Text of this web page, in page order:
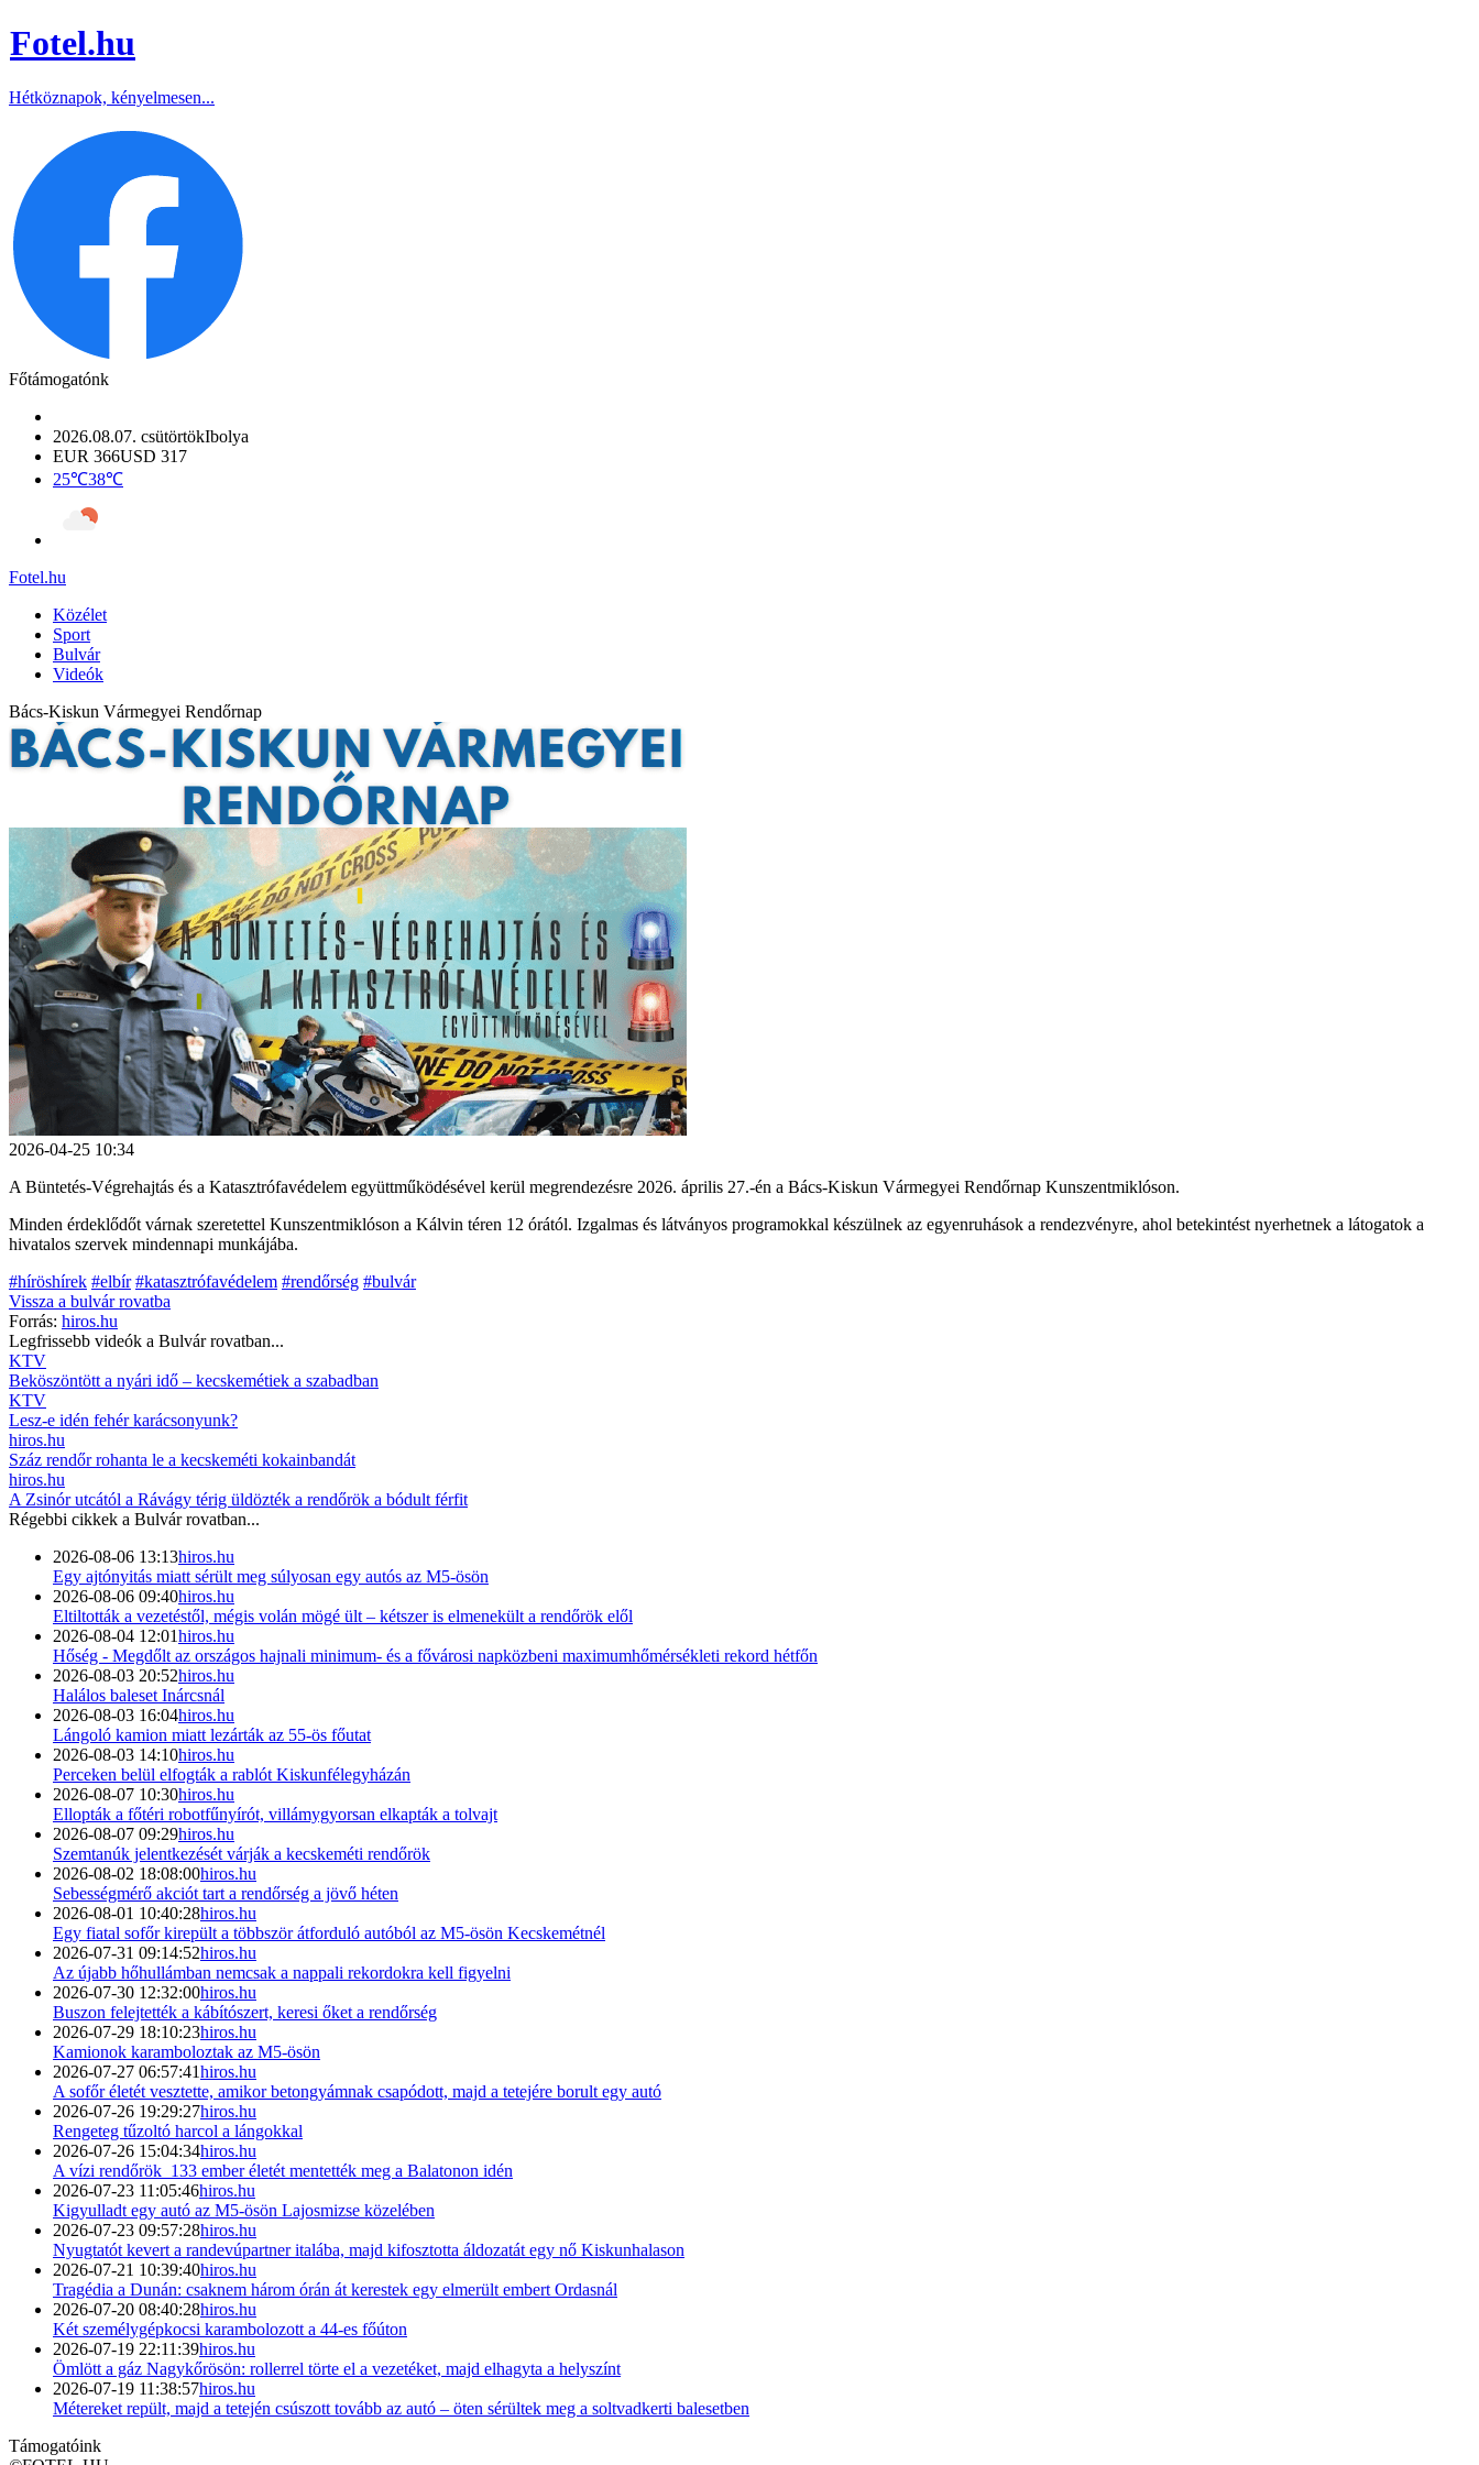
Fotel.hu
Hétköznapok, kényelmesen...
Főtámogatónk
2026.08.07. csütörtökIbolya
EUR 366USD 317
25℃38℃
Fotel.hu
Közélet
Sport
Bulvár
Videók
Bács-Kiskun Vármegyei Rendőrnap
2026-04-25 10:34
A Büntetés-Végrehajtás és a Katasztrófavédelem együttműködésével kerül megrendezésre 2026. április 27.-én a Bács-Kiskun Vármegyei Rendőrnap Kunszentmiklóson.
Minden érdeklődőt várnak szeretettel Kunszentmiklóson a Kálvin téren 12 órától. Izgalmas és látványos programokkal készülnek az egyenruhások a rendezvényre, ahol betekintést nyerhetnek a látogatok a
hivatalos szervek mindennapi munkájába.
#híröshírek #elbír #katasztrófavédelem #rendőrség #bulvár
Vissza a bulvárrovatba
Forrás: hiros.hu
Legfrissebb videók a Bulvárrovatban...
KTV
Beköszöntött a nyári idő – kecskemétiek a szabadban
KTV
Lesz-e idén fehér karácsonyunk?
hiros.hu
Száz rendőr rohanta le a kecskeméti kokainbandát
hiros.hu
A Zsinór utcától a Rávágy térig üldözték a rendőrök a bódult férfit
Régebbi cikkek a Bulvárrovatban...
2026-08-06 13:13hiros.hu
Egy ajtónyitás miatt sérült meg súlyosan egy autós az M5-ösön
2026-08-06 09:40hiros.hu
Eltiltották a vezetéstől, mégis volán mögé ült – kétszer is elmenekült a rendőrök elől
2026-08-04 12:01hiros.hu
Hőség - Megdőlt az országos hajnali minimum- és a fővárosi napközbeni maximumhőmérsékleti rekord hétfőn
2026-08-03 20:52hiros.hu
Halálos baleset Inárcsnál
2026-08-03 16:04hiros.hu
Lángoló kamion miatt lezárták az 55-ös főutat
2026-08-03 14:10hiros.hu
Perceken belül elfogták a rablót Kiskunfélegyházán
2026-08-07 10:30hiros.hu
Ellopták a főtéri robotfűnyírót, villámygyorsan elkapták a tolvajt
2026-08-07 09:29hiros.hu
Szemtanúk jelentkezését várják a kecskeméti rendőrök
2026-08-02 18:08:00hiros.hu
Sebességmérő akciót tart a rendőrség a jövő héten
2026-08-01 10:40:28hiros.hu
Egy fiatal sofőr kirepült a többször átforduló autóból az M5-ösön Kecskemétnél
2026-07-31 09:14:52hiros.hu
Az újabb hőhullámban nemcsak a nappali rekordokra kell figyelni
2026-07-30 12:32:00hiros.hu
Buszon felejtették a kábítószert, keresi őket a rendőrség
2026-07-29 18:10:23hiros.hu
Kamionok karamboloztak az M5-ösön
2026-07-27 06:57:41hiros.hu
A sofőr életét vesztette, amikor betongyámnak csapódott, majd a tetejére borult egy autó
2026-07-26 19:29:27hiros.hu
Rengeteg tűzoltó harcol a lángokkal
2026-07-26 15:04:34hiros.hu
A vízi rendőrök 133 ember életét mentették meg a Balatonon idén
2026-07-23 11:05:46hiros.hu
Kigyulladt egy autó az M5-ösön Lajosmizse közelében
2026-07-23 09:57:28hiros.hu
Nyugtatót kevert a randevúpartner italába, majd kifosztotta áldozatát egy nő Kiskunhalason
2026-07-21 10:39:40hiros.hu
Tragédia a Dunán: csaknem három órán át kerestek egy elmerült embert Ordasnál
2026-07-20 08:40:28hiros.hu
Két személygépkocsi karambolozott a 44-es főúton
2026-07-19 22:11:39hiros.hu
Ömlött a gáz Nagykőrösön: rollerrel törte el a vezetéket, majd elhagyta a helyszínt
2026-07-19 11:38:57hiros.hu
Métereket repült, majd a tetején csúszott tovább az autó – öten sérültek meg a soltvadkerti balesetben
Támogatóink